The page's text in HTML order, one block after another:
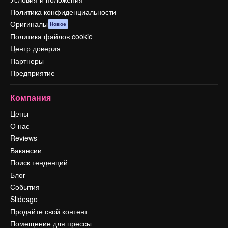
Политика конфиденциальности
Оригиналы Новое
Политика файлов cookie
Центр доверия
Партнеры
Предприятие
Компания
Цены
О нас
Reviews
Вакансии
Поиск тенденций
Блог
События
Slidesgo
Продайте свой контент
Помещение для прессы